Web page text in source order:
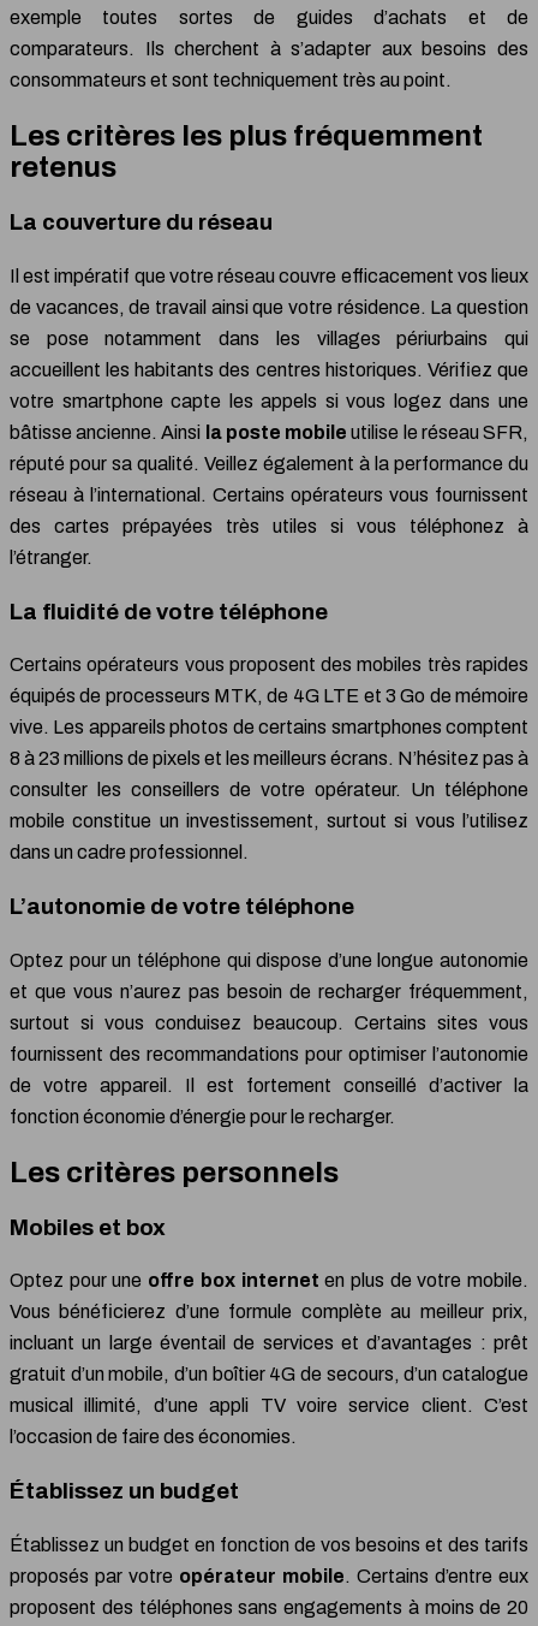
exemple toutes sortes de guides d’achats et de
comparateurs. Ils cherchent à s’adapter aux besoins des
consommateurs et sont techniquement très au point.
Les critères les plus fréquemment
retenus
La couverture du réseau
Il est impératif que votre réseau couvre efficacement vos lieux
de vacances, de travail ainsi que votre résidence. La question
se pose notamment dans les villages périurbains qui
accueillent les habitants des centres historiques. Vérifiez que
votre smartphone capte les appels si vous logez dans une
bâtisse ancienne. Ainsi la poste mobileutilise le réseau SFR,
réputé pour sa qualité. Veillez également à la performance du
réseau à l’international. Certains opérateurs vous fournissent
des cartes prépayées très utiles si vous téléphonez à
l’étranger.
La fluidité de votre téléphone
Certains opérateurs vous proposent des mobiles très rapides
équipés de processeurs MTK, de 4G LTE et 3 Go de mémoire
vive. Les appareils photos de certains smartphones comptent
8 à 23 millions de pixels et les meilleurs écrans. N’hésitez pas à
consulter les conseillers de votre opérateur. Un téléphone
mobile constitue un investissement, surtout si vous l’utilisez
dans un cadre professionnel.
L’autonomie de votre téléphone
Optez pour un téléphone qui dispose d’une longue autonomie
et que vous n’aurez pas besoin de recharger fréquemment,
surtout si vous conduisez beaucoup. Certains sites vous
fournissent des recommandations pour optimiser l’autonomie
de votre appareil. Il est fortement conseillé d’activer la
fonction économie d’énergie pour le recharger.
Les critères personnels
Mobiles et box
Optez pour une offre box interneten plus de votre mobile.
Vous bénéficierez d’une formule complète au meilleur prix,
incluant un large éventail de services et d’avantages : prêt
gratuit d’un mobile, d’un boîtier 4G de secours, d’un catalogue
musical illimité, d’une appli TV voire service client. C’est
l’occasion de faire des économies.
Établissez un budget
Établissez un budget en fonction de vos besoins et des tarifs
proposés par votre opérateur mobile. Certains d’entre eux
proposent des téléphones sans engagements à moins de 20